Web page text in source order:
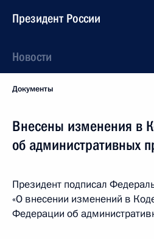
Президент России
Новости
Документы
Внесены изменения в
об административных
Президент подписал
«О внесении изменений в
Федерации об